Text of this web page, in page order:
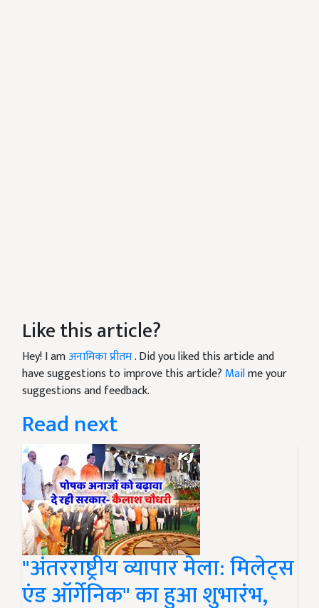
Like this article?
Hey! I amअनामिका प्रीतम. Did you liked this article and
have suggestions to improve this article? Mailme your
suggestions and feedback.
Read next
"अंतरराष्ट्रीय व्यापार मेला: मिलेट्स
एंड ऑर्गेनिक" का हुआ शुभारंभ,